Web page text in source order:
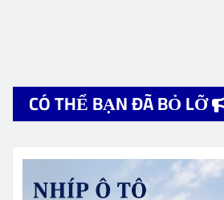
trang
bài
viết
CÓ THỂ BẠN ĐÃ BỎ LỠ